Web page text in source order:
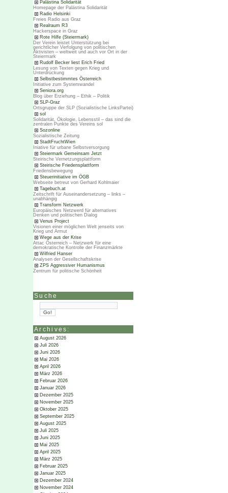
Palästina Solidarität
Homepage der Palästina Solidarität
Radio Helsinki
Freies Radio aus Graz
Realraum R3
Hackerspace in Graz
Rote Hilfe (Steiermark)
Der Verein leistet Unterstützung bei
gerichtlicher Verfolgung von politischen
Aktivisten – weltweit und auch vor Ort in der
Steiermark
Rudolf Becker liest Erich Fried
Lesung von Texten gegen Krieg und
Unterdrückung
Selbstbestimmtes Österreich
Initiative zum Systemwandel
Seniora.org
Blog über Erziehung – Ethik – Politik
SLP-Graz
Ortsgruppe der SLP (Sozialistische LinksPartei)
sol
Solidarität, Ökologie, Lebensstil – das sind die
zentralen Punkte des Vereins sol
Sozonline
Sozialistische Zeitung
StadtFruchtWien
Iniative für urbane Selbstversorgung
Steiermark Gemeinsam Jetzt
Steirische Vernetzungsplattform
Steirische Friedensplattform
Friedensbewegung
Steuerinitiative im ÖGB
Webseite betreut von Gerhard Kohlmaier
Tagebuch.at
Zeitschrift für Auseinandersetzung – links –
unabhängig
Transform Netzwerk
Europäisches Netzwerd für alternatives
Denken und politischen Dialog
Venus Project
Visionen einer möglichen Welt jenseits von
Krieg und Armut
Wege aus der Krise
Attac Österreich – Netzwerk für eine
demokratische Kontrolle der Finanzmärkte
Wilfried Hanser
Analysen der Gesellschaftskrise
ZPS Aggressiver Humanismus
Zentrum für politische Schönheit
Suche
Archives:
August 2026
Juli 2026
Juni 2026
Mai 2026
April 2026
März 2026
Februar 2026
Januar 2026
Dezember 2025
November 2025
Oktober 2025
September 2025
August 2025
Juli 2025
Juni 2025
Mai 2025
April 2025
März 2025
Februar 2025
Januar 2025
Dezember 2024
November 2024